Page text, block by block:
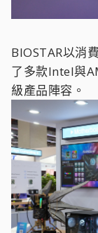
BIOSTAR以消
了多款Intel與
級產品陣容。